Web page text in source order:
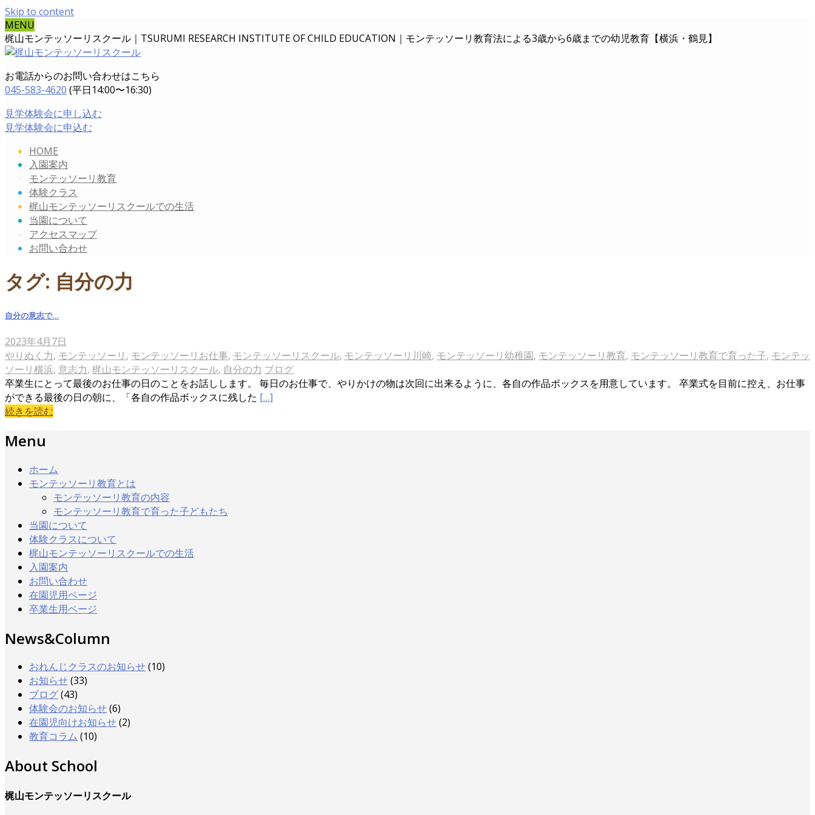
Skip to content
MENU
梶山モンテッソーリスクール｜TSURUMI RESEARCH INSTITUTE OF CHILD EDUCATION｜ モンテッソーリ教育法による3歳から6歳までの幼児教育【横浜・鶴見】
お電話からのお問い合わせはこちら
045-583-4620 (平日14:00〜16:30)
見学体験会に申し込む
見学体験会に申込む
HOME
入園案内
モンテッソーリ教育
体験クラス
梶山モンテッソーリスクールでの生活
当園について
アクセスマップ
お問い合わせ
タグ: 自分の力
自分の意志で…
2023年4月7日
やりぬく力, モンテッソーリ , モンテッソーリお仕事, モンテッソーリスクール, モンテッソーリ川崎, モンテッソーリ幼稚園, モンテッソーリ教育, モンテッソーリ教育で育った子, モンテッ
ソーリ横浜, 意志力, 梶山モンテッソーリスクール, 自分の力 ブログ
卒業生にとって最後のお仕事の日のことをお話しします。 毎日のお仕事で、やりかけの物は次回に出来るように、各自の作品ボックスを用意しています。 卒業式を目前に控え、お仕事
ができる最後の日の朝に、「各自の作品ボックスに残した […]
続きを読む
Menu
ホーム
モンテッソーリ教育とは
モンテッソーリ教育の内容
モンテッソーリ教育で育った子どもたち
当園について
体験クラスについて
梶山モンテッソーリスクールでの生活
入園案内
お問い合わせ
在園児用ページ
卒業生用ページ
News&Column
おれんじクラスのお知らせ(10)
お知らせ(33)
ブログ(43)
体験会のお知らせ(6)
在園児向けお知らせ(2)
教育コラム (10)
About School
梶山モンテッソーリスクール